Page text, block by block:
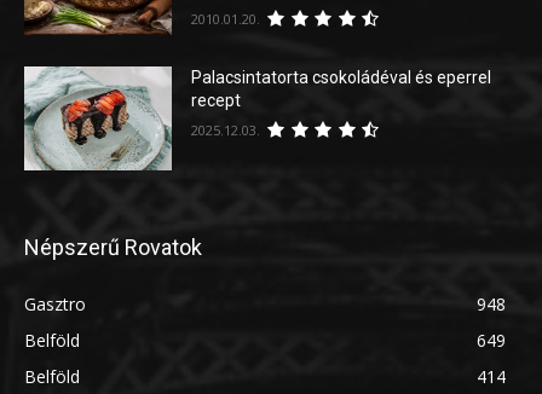
2010.01.20.
Palacsintatorta csokoládéval és eperrel
recept
2025.12.03.
Népszerű Rovatok
Gasztro
948
Belföld
649
Belföld
414